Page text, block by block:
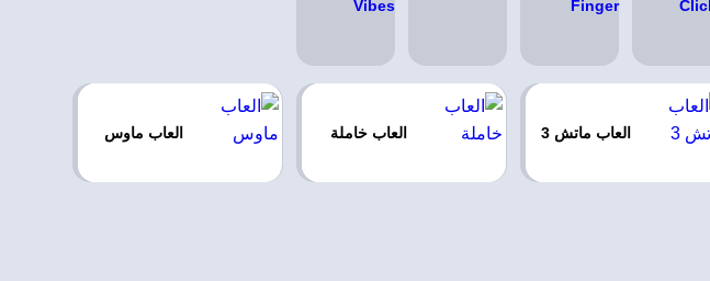
العاب ماتش 3 العاب خاملة العاب ماوس